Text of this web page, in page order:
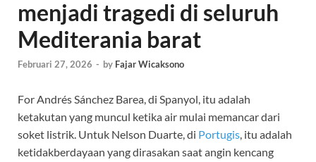
menjadi tragedi di seluruh
Mediterania barat
Februari 27, 2026 - by Fajar Wicaksono
For Andrés Sánchez Barea, di Spanyol, itu adalah
ketakutan yang muncul ketika air mulai memancar dari
soket listrik. Untuk Nelson Duarte, di Portugis, itu adalah
ketidakberdayaan yang dirasakan saat angin kencang